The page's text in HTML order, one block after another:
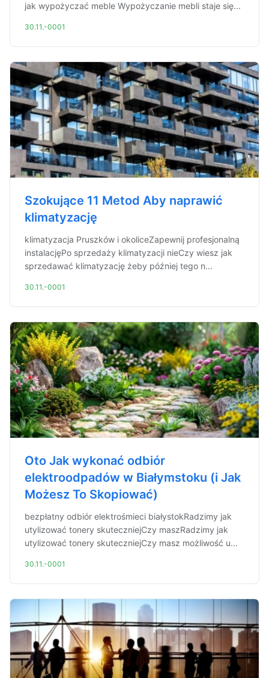
jak wypożyczać meble Wypożyczanie mebli staje się...
30.11.-0001
Szokujące 11 Metod Aby naprawić
klimatyzację
klimatyzacja Pruszków i okoliceZapewnij profesjonalną
instalacjęPo sprzedaży klimatyzacji nieCzy wiesz jak
sprzedawać klimatyzację żeby później tego n...
30.11.-0001
Oto Jak wykonać odbiór
elektroodpadów w Białymstoku (i Jak
Możesz To Skopiować)
bezpłatny odbiór elektrośmieci białystokRadzimy jak
utylizować tonery skuteczniejCzy maszRadzimy jak
utylizować tonery skuteczniejCzy masz możliwość u...
30.11.-0001